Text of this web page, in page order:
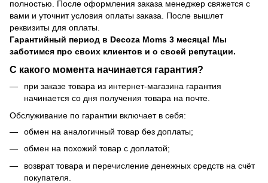
полностью. После оформления заказа менеджер свяжется с
вами и уточнит условия оплаты заказа. После вышлет
реквизиты для оплаты.
Гарантийный период в Decoza Moms 3 месяца! Мы
заботимся про своих клиентов и о своей репутации.
С какого момента начинается гарантия?
при заказе товара из интернет-магазина гарантия
начинается со дня получения товара на почте.
Обслуживание по гарантии включает в себя:
обмен на аналогичный товар без доплаты;
обмен на похожий товар с доплатой;
возврат товара и перечисление денежных средств на счёт
покупателя.